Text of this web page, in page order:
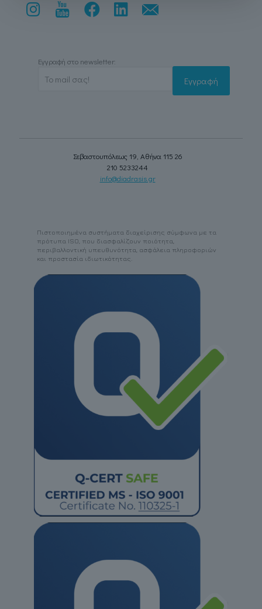
Εγγραφή στο newsletter:
Σεβαστουπόλεως 19, Αθήνα 115 26
210 5233244
info@diadrasis.gr
Πιστοποιημένα συστήματα διαχείρισης σύμφωνα με τα
πρότυπα ISO, που διασφαλίζουν ποιότητα,
περιβαλλοντική υπευθυνότητα, ασφάλεια πληροφοριών
και προστασία ιδιωτικότητας.